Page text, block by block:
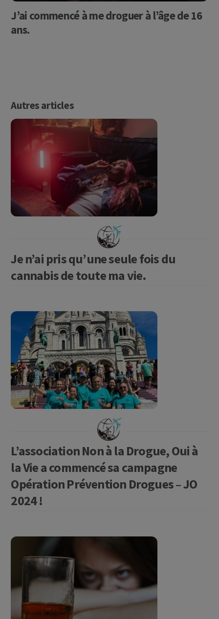
J’ai commencé à me droguer à l’âge de 16
ans.
Autres articles
Je n’ai pris qu’une seule fois du
cannabis de toute ma vie.
L’association Non à la Drogue, Oui à
la Vie a commencé sa campagne
Opération Prévention Drogues – JO
2024 !